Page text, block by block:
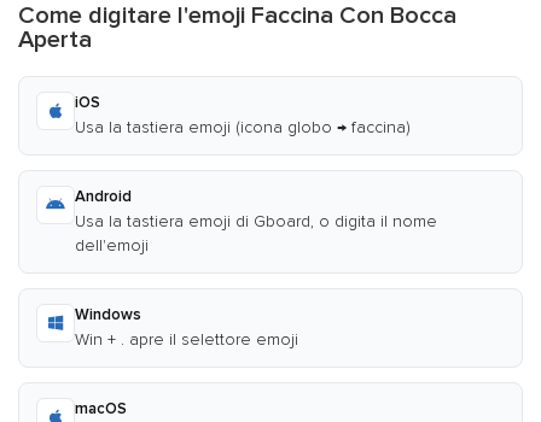
Come digitare l'emoji Faccina Con Bocca
Aperta
iOS
Usa la tastiera emoji (icona globo → faccina)
Android
Usa la tastiera emoji di Gboard, o digita il nome
dell'emoji
Windows
Win + . apre il selettore emoji
macOS